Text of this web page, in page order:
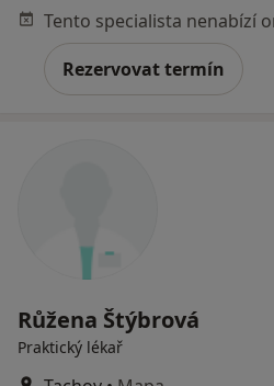
Rezervovat termín
Růžena Štýbrová
Praktický lékař